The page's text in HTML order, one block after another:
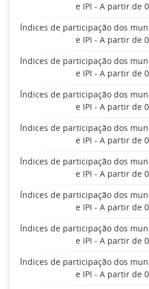
e IPI - A partir de
Índices de participação dos
e IPI - A partir de
Índices de participação dos
e IPI - A partir de
Índices de participação dos
e IPI - A partir de
Índices de participação dos
e IPI - A partir de
Índices de participação dos
e IPI - A partir de
Índices de participação dos
e IPI - A partir de
Índices de participação dos
e IPI - A partir de
Índices de participação dos
e IPI - A partir de